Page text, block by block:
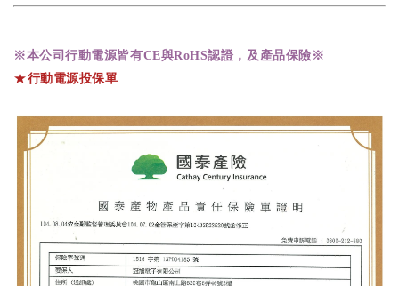
※本公司行動電源皆有CE與RoHS認證，及產品保險※
★行動電源投保單